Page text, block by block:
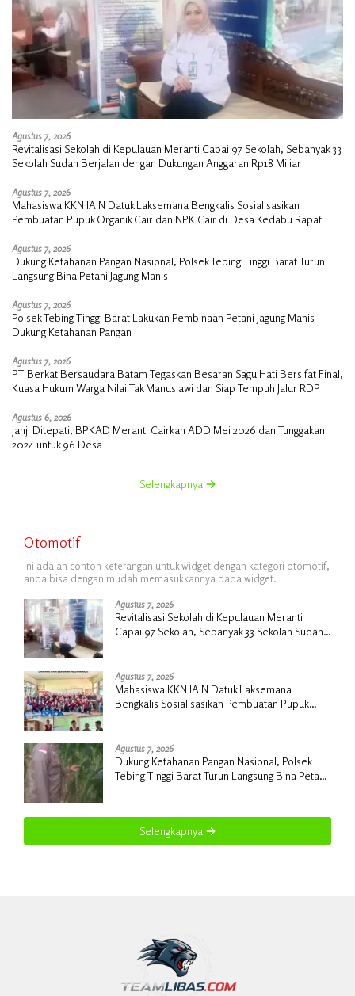
Agustus 7, 2026
Revitalisasi Sekolah di Kepulauan Meranti Capai 97 Sekolah, Sebanyak 33
Sekolah Sudah Berjalan dengan Dukungan Anggaran Rp18 Miliar
Agustus 7, 2026
Mahasiswa KKN IAIN Datuk Laksemana Bengkalis Sosialisasikan
Pembuatan Pupuk Organik Cair dan NPK Cair di Desa Kedabu Rapat
Agustus 7, 2026
Dukung Ketahanan Pangan Nasional, Polsek Tebing Tinggi Barat Turun
Langsung Bina Petani Jagung Manis
Agustus 7, 2026
Polsek Tebing Tinggi Barat Lakukan Pembinaan Petani Jagung Manis
Dukung Ketahanan Pangan
Agustus 7, 2026
PT Berkat Bersaudara Batam Tegaskan Besaran Sagu Hati Bersifat Final,
Kuasa Hukum Warga Nilai Tak Manusiawi dan Siap Tempuh Jalur RDP
Agustus 6, 2026
Janji Ditepati, BPKAD Meranti Cairkan ADD Mei 2026 dan Tunggakan
2024 untuk 96 Desa
Selengkapnya
Otomotif
Ini adalah contoh keterangan untuk widget dengan kategori otomotif,
anda bisa dengan mudah memasukkannya pada widget.
Agustus 7, 2026
Revitalisasi Sekolah di Kepulauan Meranti
Capai 97 Sekolah, Sebanyak 33 Sekolah Sudah
Agustus 7, 2026
Mahasiswa KKN IAIN Datuk Laksemana
Bengkalis Sosialisasikan Pembuatan Pupuk
Agustus 7, 2026
Dukung Ketahanan Pangan Nasional, Polsek
Tebing Tinggi Barat Turun Langsung Bina Petani
Selengkapnya